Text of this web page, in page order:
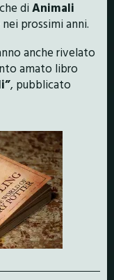
che di Animali
prossimi anni.
anche rivelato
amato libro
, pubblicato